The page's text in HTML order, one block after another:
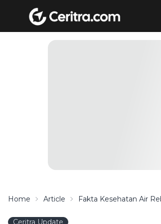
Home Article Fakta Kesehatan Air
Ceritra Update